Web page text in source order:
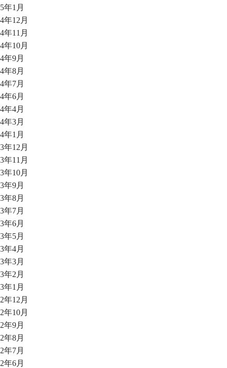
年1月
年12月
年11月
年10月
年9月
年8月
年7月
年6月
年4月
年3月
年1月
年12月
年11月
年10月
年9月
年8月
年7月
年6月
年5月
年4月
年3月
年2月
年1月
年12月
年10月
年9月
年8月
年7月
年6月